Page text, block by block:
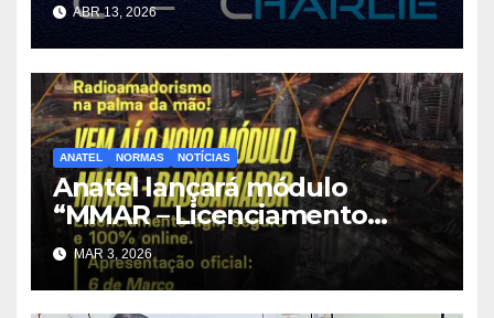
ABR 13, 2026
ANATEL NORMAS NOTÍCIAS
Anatel lançará módulo
“MMAR – Licenciamento
Radioamador”
MAR 3, 2026